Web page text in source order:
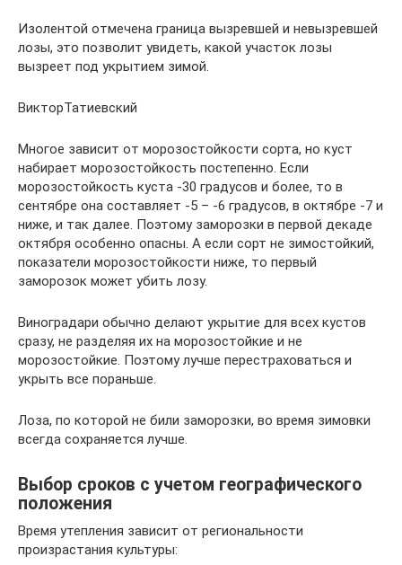
Изолентой отмечена граница вызревшей и невызревшей
лозы, это позволит увидеть, какой участок лозы
вызреет под укрытием зимой.
ВикторТатиевский
Многое зависит от морозостойкости сорта, но куст
набирает морозостойкость постепенно. Если
морозостойкость куста -30 градусов и более, то в
сентябре она составляет -5 – -6 градусов, в октябре -7 и
ниже, и так далее. Поэтому заморозки в первой декаде
октября особенно опасны. А если сорт не зимостойкий,
показатели морозостойкости ниже, то первый
заморозок может убить лозу.
Виноградари обычно делают укрытие для всех кустов
сразу, не разделяя их на морозостойкие и не
морозостойкие. Поэтому лучше перестраховаться и
укрыть все пораньше.
Лоза, по которой не били заморозки, во время зимовки
всегда сохраняется лучше.
Выбор сроков с учетом географического
положения
Время утепления зависит от региональности
произрастания культуры: